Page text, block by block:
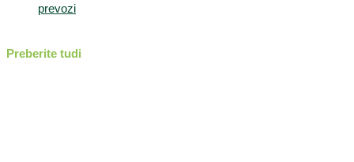
prevozi
Preberite tudi